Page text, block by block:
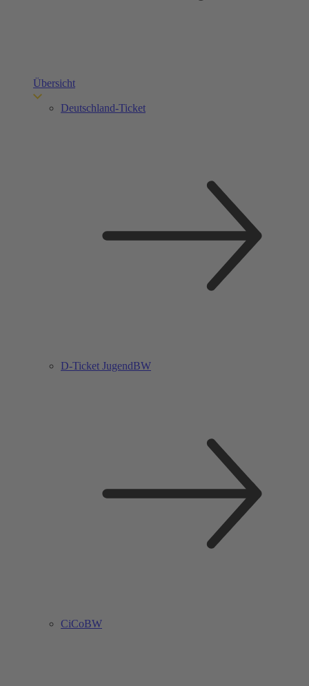
Übersicht
Deutschland-Ticket
D-Ticket JugendBW
CiCoBW